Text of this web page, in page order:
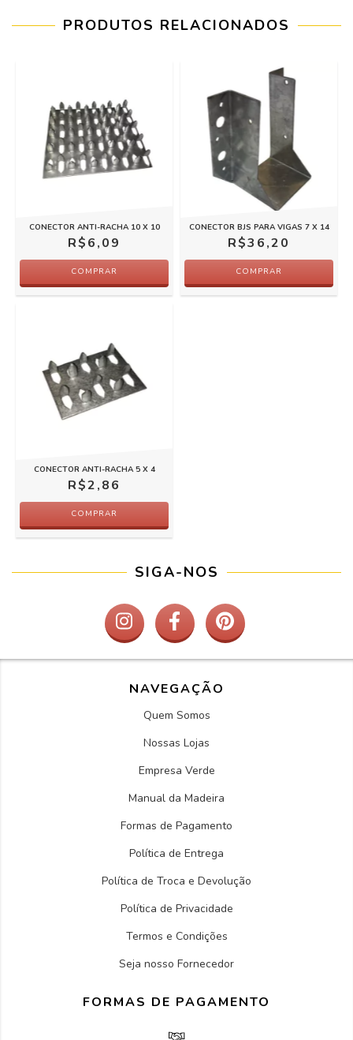
PRODUTOS RELACIONADOS
CONECTOR ANTI-RACHA 10 X 10
R$6,09
COMPRAR
CONECTOR BJS PARA VIGAS 7 X 14
R$36,20
COMPRAR
CONECTOR ANTI-RACHA 5 X 4
R$2,86
COMPRAR
SIGA-NOS
NAVEGAÇÃO
Quem Somos
Nossas Lojas
Empresa Verde
Manual da Madeira
Formas de Pagamento
Política de Entrega
Política de Troca e Devolução
Política de Privacidade
Termos e Condições
Seja nosso Fornecedor
FORMAS DE PAGAMENTO